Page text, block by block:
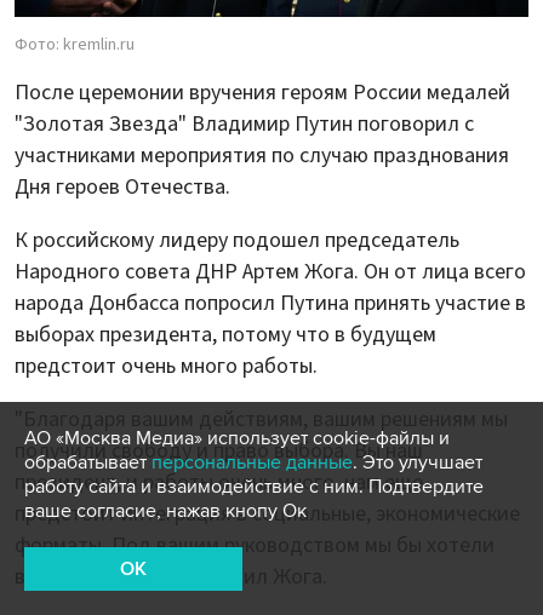
Фото: kremlin.ru
После церемонии вручения героям России медалей
"Золотая Звезда" Владимир Путин поговорил с
участниками мероприятия по случаю празднования
Дня героев Отечества.
К российскому лидеру подошел председатель
Народного совета ДНР Артем Жога. Он от лица всего
народа Донбасса попросил Путина принять участие в
выборах президента, потому что в будущем
предстоит очень много работы.
получили свободу и право выбора. Вы наш
президент, и работы очень много, нам еще
предстоит интеграция в социальные, экономические
форматы. Под вашим руководством мы бы хотели
все это сделать", – заявил Жога.
АО «Москва Медиа» использует cookie-файлы и
обрабатывает персональные данные. Это улучшает
работу сайта и взаимодействие с ним. Подтвердите
ваше согласие, нажав кнопу Ок
OK